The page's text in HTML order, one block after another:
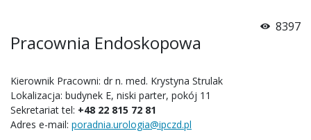
8397
Pracownia Endoskopowa
Kierownik Pracowni: dr n. med. Krystyna Strulak
Lokalizacja: budynek E, niski parter, pokój 11
Sekretariat tel: +48 22 815 72 81
Adres e-mail: poradnia.urologia@ipczd.pl